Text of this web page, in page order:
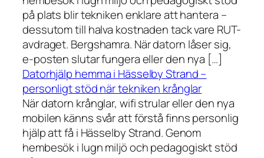
på plats blir tekniken enklare att hantera –
dessutom till halva kostnaden tack vare RUT-
avdraget. Bergshamra. När datorn låser sig,
e-posten slutar fungera eller den nya […]
Datorhjälp hemma i Hässelby Strand –
personligt stöd när tekniken krånglar
När datorn krånglar, wifi strular eller den nya
mobilen känns svår att förstå finns personlig
hjälp att få i Hässelby Strand. Genom
hembesök i lugn miljö och pedagogiskt stöd